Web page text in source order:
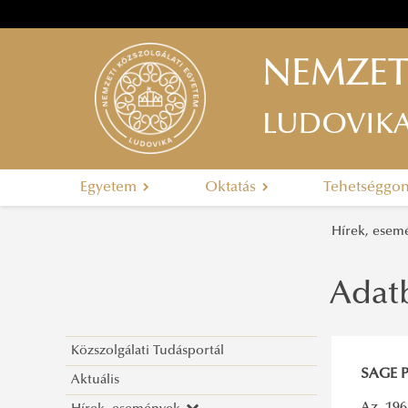
Egyetem Oktatás
Hírek,
Közszolgálati Tudásportál
Aktuális SAGE